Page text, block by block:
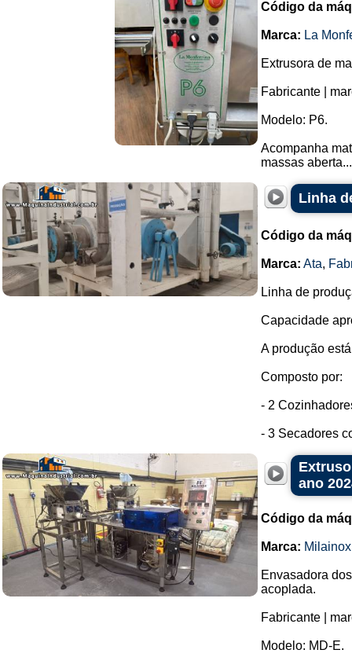
Código da
Marca: La
Extrusora de
Fabricante |
Modelo: P6.
Acompanha
massas
Linha
Código da
Marca: Ata,
Linha de
Capacidade
A produção
Composto por:
- 2
- 3 Secadores
ano
Código da
Marca: Milainox
Envasadora
acoplada.
Fabricante |
Modelo: MD-E.